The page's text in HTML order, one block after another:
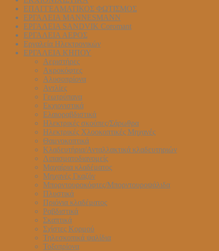
ΕΠΑΓΓΕΛΜΑΤΙΚΟΣ ΦΩΤΙΣΜΟΣ
ΕΡΓΑΛΕΙΑ MANNESMANN
ΕΡΓΑΛΕΙΑ SANDVIK Coromant
ΕΡΓΑΛΕΙΑ ΑΕΡΟΣ
Εργαλεία Ηλεκτρονικών
ΕΡΓΑΛΕΙΑ ΚΗΠΟΥ
Αεριστήρες
Ακροκόφτες
Αλυσοπρίονα
Αντλίες
Γεωτρύπανα
Εκχιονιστικά
Ελαιοραβδιστικά
Ηλεκτρικές σκούπες/Σάρωθρα
Ηλεκτρικές Χλοοκοπτικές Μηχανές
Θαμνοκοπτικά
Κλαδευτήρια/Ανταλλακτικά κλαδευτηριών
Λιπασματοδιανομείς
Μαχαίρια κλαδέματος
Μηχανές Γκαζόν
Μπορντουροκόφτες/Μπορντουροψάλιδα
Πλυστικά
Πριόνια κλαδέματος
Ραβδιστικά
Σκαπτικά
Σχίστες Κορμού
Τηλεσκοπικά ψαλίδια
Τοξοπρίονα